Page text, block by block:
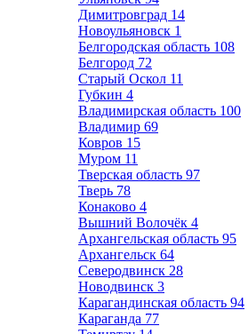
Димитровград 14
Новоульяновск 1
Белгородская область 108
Белгород 72
Старый Оскол 11
Губкин 4
Владимирская область 100
Владимир 69
Ковров 15
Муром 11
Тверская область 97
Тверь 78
Конаково 4
Вышний Волочёк 4
Архангельская область 95
Архангельск 64
Северодвинск 28
Новодвинск 3
Карагандинская область 94
Караганда 77